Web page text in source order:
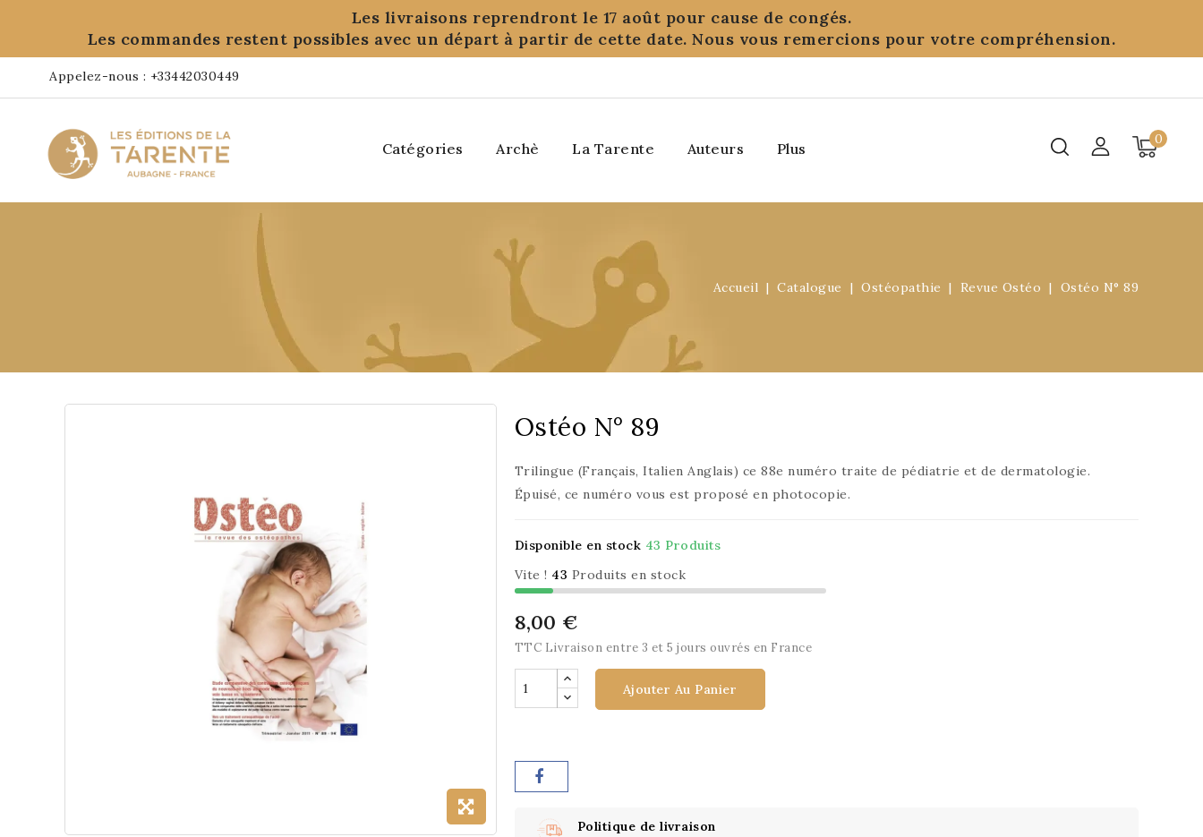
Les livraisons reprendront le 17 août pour cause de congés.
Les commandes restent possibles avec un départ à partir de cette date. Nous vous remercions pour votre compréhension.
Appelez-nous : +33442030449
0
Catégories Archè La Tarente Auteurs Plus
Accueil Catalogue Ostéopathie Revue Ostéo Ostéo N° 89
Ostéo N° 89
Trilingue (Français, Italien Anglais) ce 88e numéro traite de pédiatrie et de dermatologie.
Épuisé, ce numéro vous est proposé en photocopie.
Disponible en stock 43 Produits
Vite ! 43 Produits en stock
8,00 €
TTC Livraison entre 3 et 5 jours ouvrés en France
Ajouter Au Panier
Politique de livraison